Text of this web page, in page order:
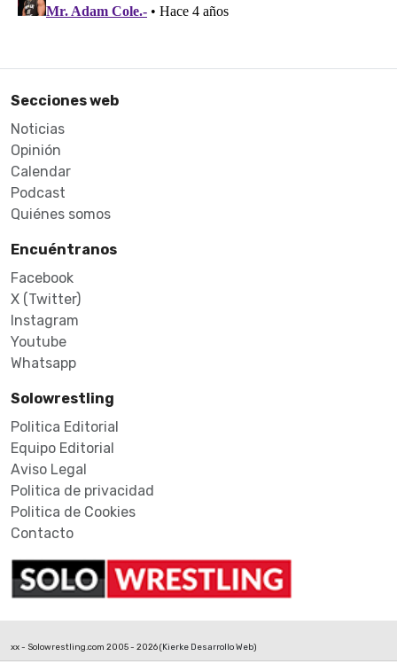
Secciones web
Noticias
Opinión
Calendar
Podcast
Quiénes somos
Encuéntranos
Facebook
X (Twitter)
Instagram
Youtube
Whatsapp
Solowrestling
Politica Editorial
Equipo Editorial
Aviso Legal
Politica de privacidad
Politica de Cookies
Contacto
xx - Solowrestling.com 2005 - 2026 (Kierke Desarrollo Web)